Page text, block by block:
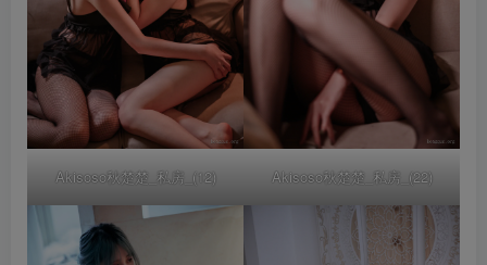
Akisoso秋楚楚_私房_(12) Akisoso秋楚楚_私房_(22)